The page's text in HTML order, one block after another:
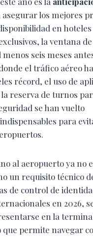
asegurar los mejores
en
la ventana
seis meses
el tráfico aéreo ha
récord, el uso de
reserva de turnos
se han vuelto
para
al aeropuerto ya no
un requisito técnico
de control de
en 2026,
en la
que permite navegar